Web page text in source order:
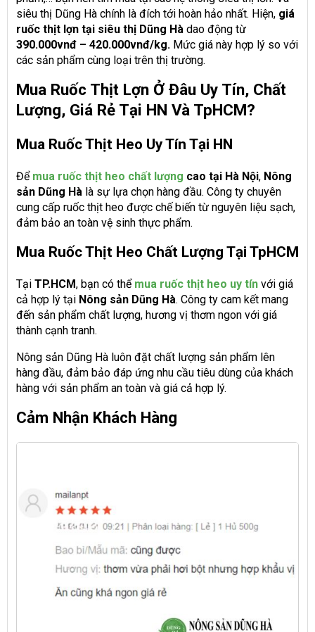
siêu thị Dũng Hà chính là đích tới hoàn hảo nhất. Hiện, giá
ruốc thịt lợn tại siêu thị Dũng Hà dao động từ
390.000vnđ – 420.000vnđ/kg. Mức giá này hợp lý so với
các sản phẩm cùng loại trên thị trường.
Mua Ruốc Thịt Lợn Ở Đâu Uy Tín, Chất
Lượng, Giá Rẻ Tại HN Và TpHCM?
Mua Ruốc Thịt Heo Uy Tín Tại HN
Để mua ruốc thịt heo chất lượng cao tại Hà Nội, Nông
sản Dũng Hà là sự lựa chọn hàng đầu. Công ty chuyên
cung cấp ruốc thịt heo được chế biến từ nguyên liệu sạch,
đảm bảo an toàn vệ sinh thực phẩm.
Mua Ruốc Thịt Heo Chất Lượng Tại TpHCM
Tại TP.HCM, bạn có thể mua ruốc thịt heo uy tín với giá
cả hợp lý tại Nông sản Dũng Hà. Công ty cam kết mang
đến sản phẩm chất lượng, hương vị thơm ngon với giá
thành cạnh tranh.
Nông sản Dũng Hà luôn đặt chất lượng sản phẩm lên
hàng đầu, đảm bảo đáp ứng nhu cầu tiêu dùng của khách
hàng với sản phẩm an toàn và giá cả hợp lý.
Cảm Nhận Khách Hàng